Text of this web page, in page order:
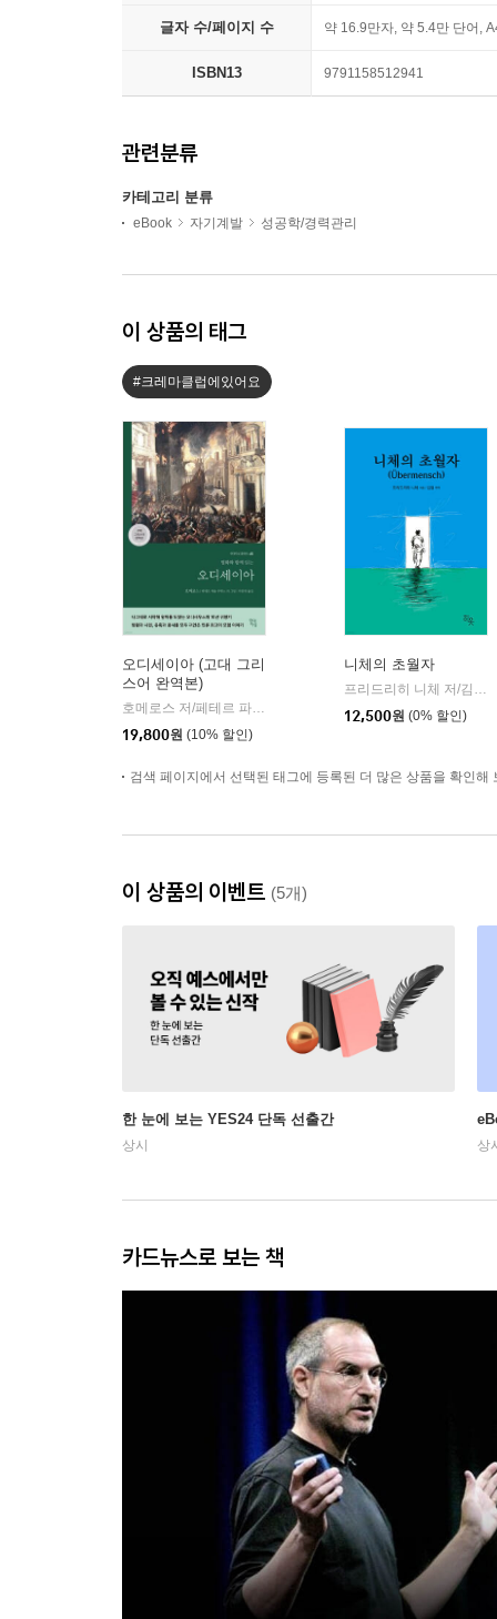
글자 수/페이지 수 약 16.9만자, 약 5.4만 단어,
ISBN13 9791158512941
관련분류
카테고리 분류
eBook 자기계발 성공학/경력관리
이 상품의 태그
#크레마클럽에있어요
오디세이아 (고대 그리
스어 완역본)
| 현대지성
19,800원 (10% 할인)
니체의 초월자
12,500원 (0% 할인)
검색 페이지에서 선택된 태그에 등록된 더 많은 상품을 확인해
이 상품의 이벤트 (5개)
한 눈에 보는 YES24 단독 선출간
상시 상
카드뉴스로 보는 책